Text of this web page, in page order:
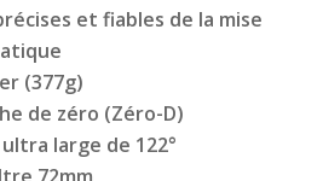
et fiables de la mise
(377g)
de zéro (Zéro-D)
large de 122°